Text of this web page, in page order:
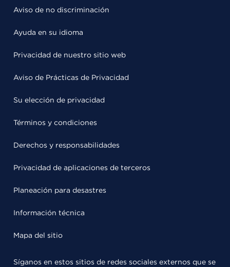
Aviso de no discriminación
Ayuda en su idioma
Privacidad de nuestro sitio web
Aviso de Prácticas de Privacidad
Su elección de privacidad
Términos y condiciones
Derechos y responsabilidades
Privacidad de aplicaciones de terceros
Planeación para desastres
Información técnica
Mapa del sitio
Síganos en estos sitios de redes sociales externos que se